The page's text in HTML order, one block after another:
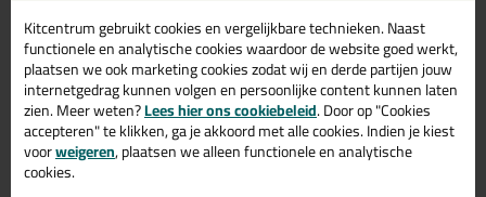
product?Lees alles over dit product >
Gerelateerde producten
Kitcentrum gebruikt cookies en vergelijkbare technieken. Naast
functionele en analytische cookies waardoor de website goed werkt,
plaatsen we ook marketing cookies zodat wij en derde partijen jouw
internetgedrag kunnen volgen en persoonlijke content kunnen laten
zien. Meer weten?Lees hier ons cookiebeleid. Door op "Cookies
accepteren" te klikken, ga je akkoord met alle cookies. Indien je kiest
voorweigeren, plaatsen we alleen functionele en analytische
cookies.